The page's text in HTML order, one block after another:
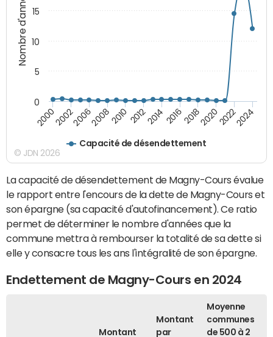
Nombre d'années
Capacité de désendettement
20002002200620082010 2012201420162018202020222024
0
5
10
15
© JDN 2026
La capacité de désendettement de Magny-Cours évalue
le rapport entre l'encours de la dette de Magny-Cours et
son épargne (sa capacité d'autofinancement). Ce ratio
permet de déterminer le nombre d'années que la
commune mettra à rembourser la totalité de sa dette si
elle y consacre tous les ans l'intégralité de son épargne.
Endettement de Magny-Cours en 2024
Montant
Montant
par
Moyenne
communes
de 500 à 2